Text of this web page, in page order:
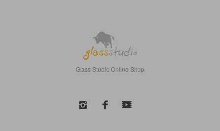
Glass Studio Online Shop